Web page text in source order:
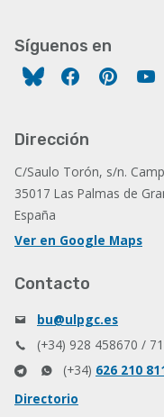
Síguenos en
Facebook
Dirección
C/Saulo Torón, s/n.
35017 Las Palmas de
España
Ver en Google Maps
Contacto
bu@ulpgc.es
(+34) 928 458670 / 71
(+34) 626 210
Directorio